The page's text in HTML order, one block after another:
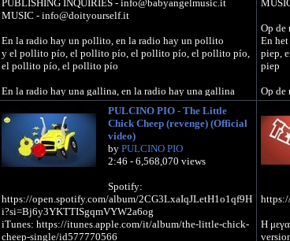
PUBLISHING INQUIRIES - info@babyangelmusic.it
MUSIC - info@doityourself.it
En la radio hay un pollito, en la radio hay un pollito
y el pollito pío, el pollito pío, el pollito pío, el pollito pío,
el pollito pío, el pollito pío
En la radio hay una gallina, en la radio hay una gallina
y la gallina coo, el pollito pío, el pollito pío, el pollito pío,
el pollito pío, el pollito pío
En la radio hay también un gallo, en la radio hay también
un gallo
y el gallo cocorocó, y la gallina coo y el pollito pío, el
En la radio hay un pavo, en la radio hay un pavo
y el pavo glú glú glú, y el gallo cocorocó y la gallina coo
y el pollito pío, el pollito pío, el pollito pío
Op de
En
piep,
piep
Op de
En de
en het
Op
De
en het
Op
En de
PULCINO PIO - The Little
Chick Cheep (revenge) (Official
video)
by PULCINO PIO
2:46 - 6,568,070 views
Spotify:
https://open.spotify.com/album/2CG3LxaIqJLetH1o1qf9H
i?si=Bj6y3YKTTISgqmVYW2a6og
iTunes: https://itunes.apple.com/it/album/the-little-chick-
cheep-single/id577770566
H